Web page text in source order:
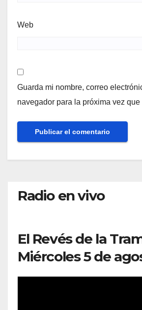
Web
Guarda mi nombre, correo
navegador para la próxima vez que
Radio en vivo
El Revés de la
Miércoles 5 de